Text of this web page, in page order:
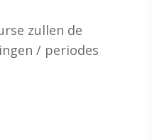
zullen de
/ periodes